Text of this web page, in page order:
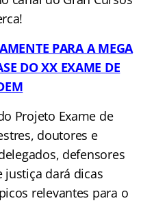
PARA A MEGA
DO XX EXAME DE
Projeto Exame de
doutores e
defensores
dará dicas
relevantes para o